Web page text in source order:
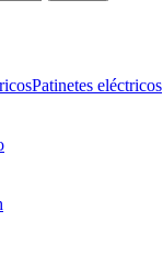
Patinetes eléctricos